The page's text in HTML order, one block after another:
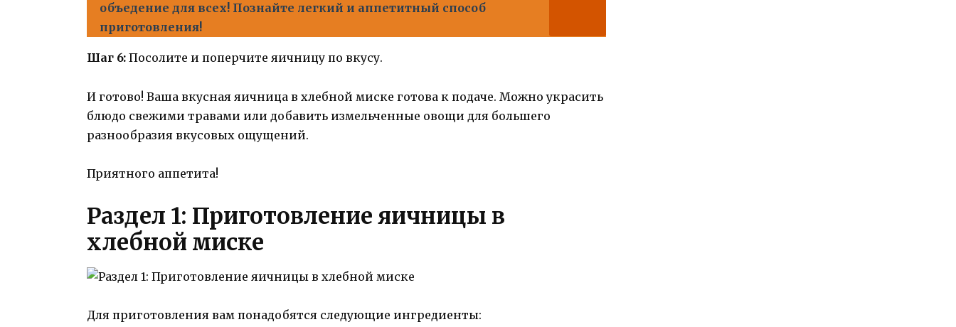
объедение для всех! Познайте легкий и аппетитный способ
приготовления!
Шаг 6: Посолите и поперчите яичницу по вкусу.
И готово! Ваша вкусная яичница в хлебной миске готова к подаче. Можно украсить
блюдо свежими травами или добавить измельченные овощи для большего
разнообразия вкусовых ощущений.
Приятного аппетита!
Раздел 1: Приготовление яичницы в
хлебной миске
Для приготовления вам понадобятся следующие ингредиенты: